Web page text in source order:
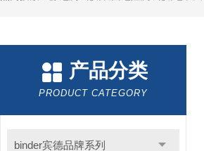
产品分类
PRODUCT CATEGORY
binder宾德品牌系列